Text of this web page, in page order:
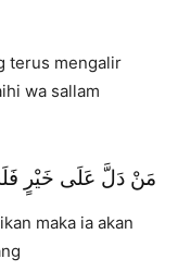
terus mengalir
wa sallam
مَنْ دَلَّ عَلَى خَيْرٍ
maka ia akan